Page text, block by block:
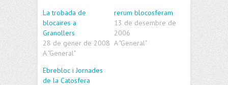
La trobada de
blocaires a
Granollers
28 de gener de 2008
A "General"
rerum blocosferam
13 de desembre de
2006
A "General"
Ebrebloc i Jornades
de la Catosfera